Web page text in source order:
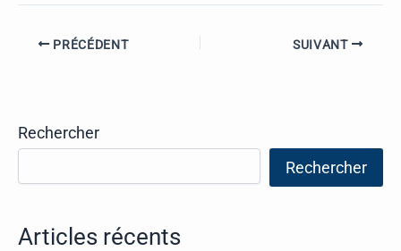
PRÉCÉDENT SUIVANT
Rechercher
Rechercher
Articles récents